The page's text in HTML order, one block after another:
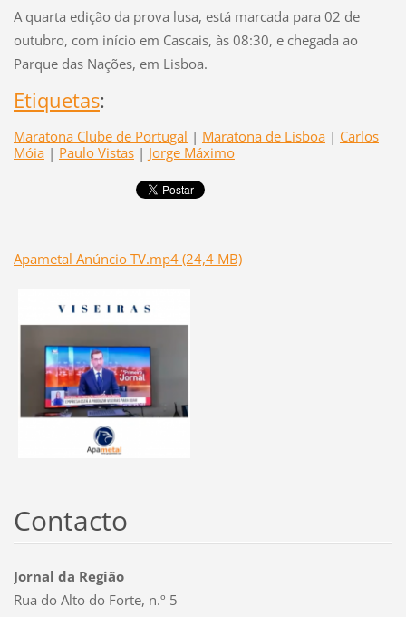
A quarta edição da prova lusa, está marcada para 02 de
outubro, com início em Cascais, às 08:30, e chegada ao
Parque das Nações, em Lisboa.
Etiquetas:
Maratona Clube de Portugal | Maratona de Lisboa | Carlos
Móia | Paulo Vistas | Jorge Máximo
Apametal Anúncio TV.mp4 (24,4 MB)
Contacto
Jornal da Região
Rua do Alto do Forte, n.º 5